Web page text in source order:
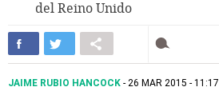
del Reino Unido
JAIME RUBIO HANCOCK 26 MAR 2015 - 11:17